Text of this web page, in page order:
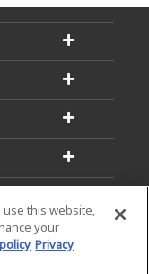
this website,
your
Privacy